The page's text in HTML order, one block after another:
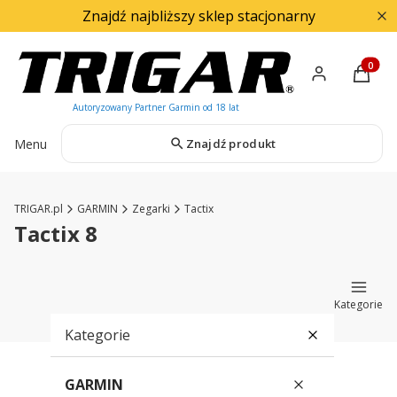
Znajdź najbliższy sklep stacjonarny
Menu Znajdź produkt
TRIGAR.pl GARMIN Zegarki Tactix
Tactix 8
Kategorie
Kategorie
GARMIN